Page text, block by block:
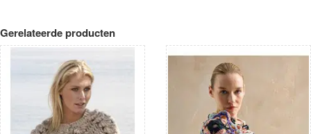
Gerelateerde producten